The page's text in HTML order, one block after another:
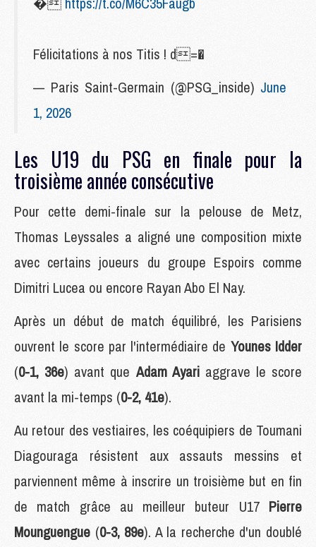
Félicitations à nos Titis ! d=�
— Paris Saint-Germain (@PSG_inside) June
1, 2026
Les U19 du PSG en finale pour la
troisième année consécutive
Pour cette demi-finale sur la pelouse de Metz,
Thomas Leyssales a aligné une composition mixte
avec certains joueurs du groupe Espoirs comme
Dimitri Lucea ou encore Rayan Abo El Nay.
Après un début de match équilibré, les Parisiens
ouvrent le score par l'intermédiaire de Younes Idder
(0-1, 36e) avant que Adam Ayari aggrave le score
avant la mi-temps (0-2, 41e).
Au retour des vestiaires, les coéquipiers de Toumani
Diagouraga résistent aux assauts messins et
parviennent même à inscrire un troisième but en fin
de match grâce au meilleur buteur U17 Pierre
Mounguengue (0-3, 89e). A la recherche d'un doublé